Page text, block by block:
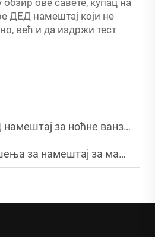
ДЕД намештај који не
већ и да издржи тест
за ноћне ванземне догађаје
намештај за мале спољне просторе